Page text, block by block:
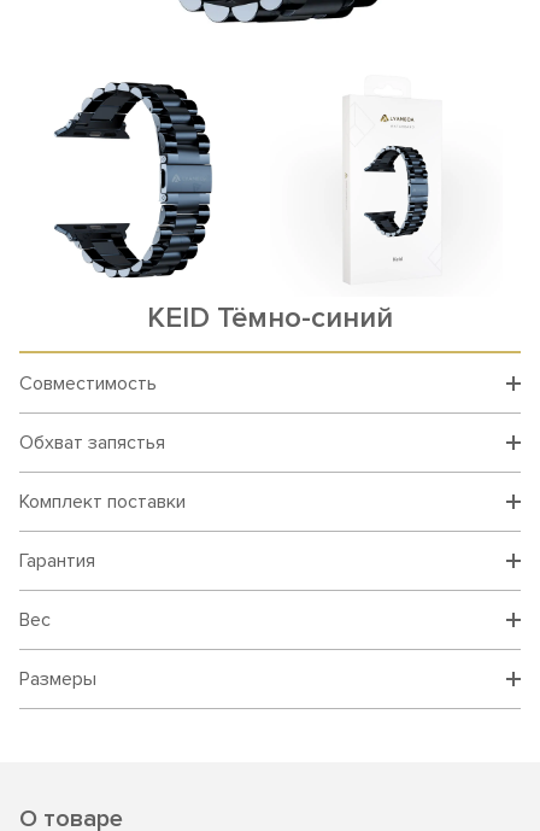
KEID Тёмно-синий
Совместимость
Обхват запястья
Комплект поставки
Гарантия
Вес
Размеры
О товаре